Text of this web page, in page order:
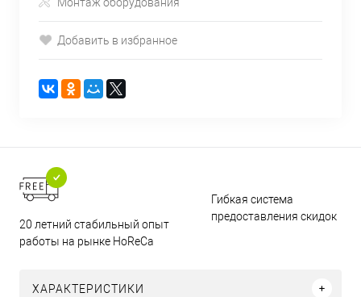
Добавить в избранное
20 летний стабильный опыт
работы на рынке HoReCa
Гибкая система
предоставления скидок
ХАРАКТЕРИСТИКИ